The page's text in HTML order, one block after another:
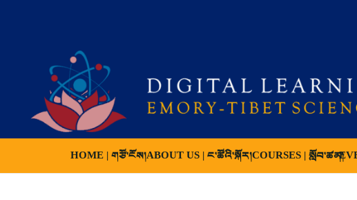
HOME | གཙོ་ངོས།ABOUT US | ང་ཚོའི་སྐོར།COURSES | སློབ་ཚན།